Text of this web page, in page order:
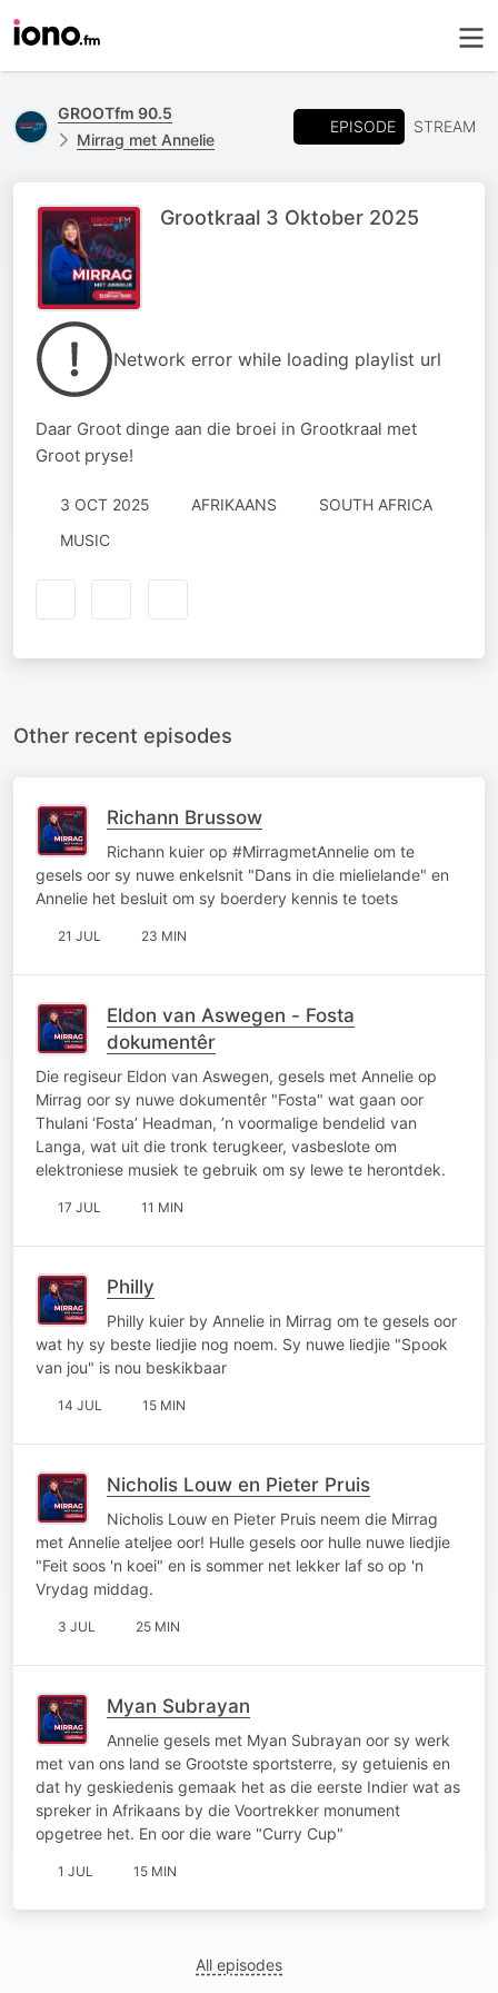
GROOTfm 90.5
Mirrag met Annelie
EPISODE STREAM
Grootkraal 3 Oktober 2025
Network error while loading playlist url
Daar Groot dinge aan die broei in Grootkraal met
Groot pryse!
3 OCT 2025 AFRIKAANS
SOUTH AFRICA
MUSIC
Other recent episodes
Richann Brussow
Richann kuier op #MirragmetAnnelie om te
gesels oor sy nuwe enkelsnit "Dans in die mielielande" en
Annelie het besluit om sy boerdery kennis te toets
21 JUL 23 MIN
Eldon van Aswegen - Fosta
dokumentêr
Die regiseur Eldon van Aswegen, gesels met Annelie op
Mirrag oor sy nuwe dokumentêr "Fosta" wat gaan oor
Thulani ‘Fosta’ Headman, ’n voormalige bendelid van
Langa, wat uit die tronk terugkeer, vasbeslote om
elektroniese musiek te gebruik om sy lewe te herontdek.
17 JUL 11 MIN
Philly
Philly kuier by Annelie in Mirrag om te gesels oor
wat hy sy beste liedjie nog noem. Sy nuwe liedjie "Spook
van jou" is nou beskikbaar
14 JUL 15 MIN
Nicholis Louw en Pieter Pruis
Nicholis Louw en Pieter Pruis neem die Mirrag
met Annelie ateljee oor! Hulle gesels oor hulle nuwe liedjie
"Feit soos 'n koei" en is sommer net lekker laf so op 'n
Vrydag middag.
3 JUL 25 MIN
Myan Subrayan
Annelie gesels met Myan Subrayan oor sy werk
met van ons land se Grootste sportsterre, sy getuienis en
dat hy geskiedenis gemaak het as die eerste Indier wat as
spreker in Afrikaans by die Voortrekker monument
opgetree het. En oor die ware "Curry Cup"
1 JUL 15 MIN
All episodes